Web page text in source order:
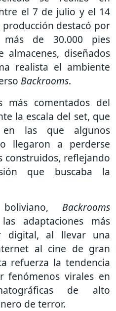
el 7 de julio y el 14
producción destacó por
de 30.000 pies
almacenes, diseñados
realista el ambiente
Backrooms.
más comentados del
la escala del set, que
en las que algunos
llegaron a perderse
construidos, reflejando
que buscaba la
Backrooms
adaptaciones más
digital, al llevar una
al cine de gran
refuerza la tendencia
fenómenos virales en
de alto
de terror.